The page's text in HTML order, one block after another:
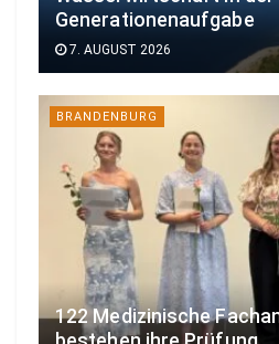
Generationenaufgabe
7. AUGUST 2026
BRANDENBURG
122 Medizinische